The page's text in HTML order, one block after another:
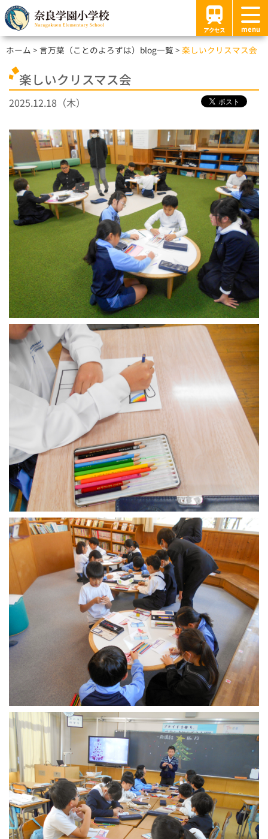
アクセス menu
ホーム 言万葉（ことのよろずは）blog一覧 楽しいクリスマス会
楽しいクリスマス会
2025.12.18（木）